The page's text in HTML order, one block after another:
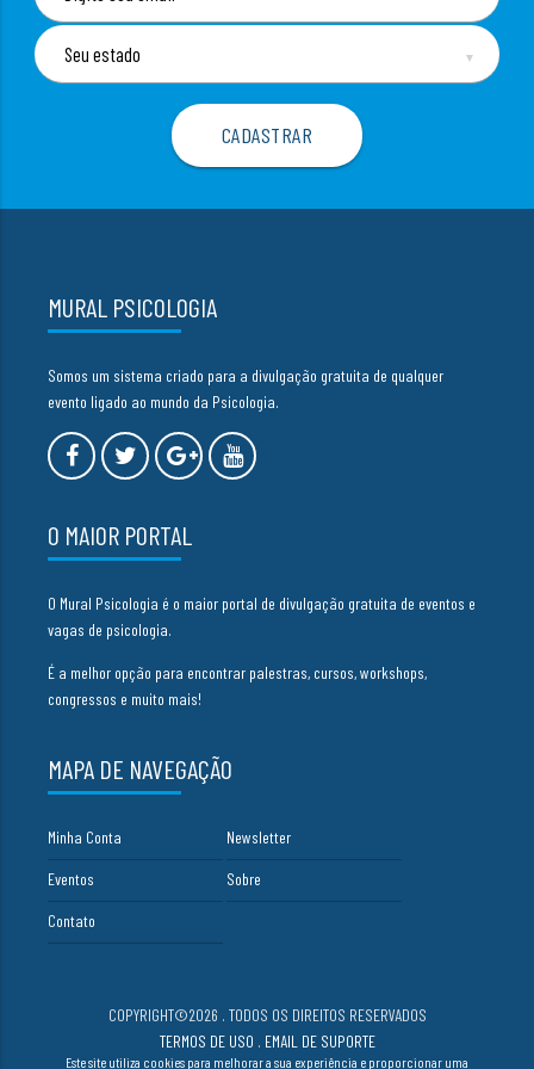
▼
MURAL PSICOLOGIA
Somos um sistema criado para a divulgação gratuita de qualquer
evento ligado ao mundo da Psicologia.
O MAIOR PORTAL
O Mural Psicologia é o maior portal de divulgação gratuita de eventos e
vagas de psicologia.
É a melhor opção para encontrar palestras, cursos, workshops,
congressos e muito mais!
MAPA DE NAVEGAÇÃO
Minha Conta Newsletter
Eventos Sobre
Contato
COPYRIGHT©2026 . TODOS OS DIREITOS RESERVADOS
TERMOS DE USO . EMAIL DE SUPORTE
Este site utiliza cookies para melhorar a sua experiência e proporcionar uma